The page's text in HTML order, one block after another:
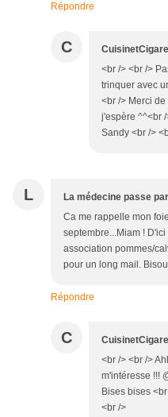
Répondre
C
<br /> <br />
trinquer avec
<br /> Merci
j'espère ^^<br
Sandy <br />
L La médecine passe
Ca me rappelle mon
septembre...Miam !
association pommes/
pour un long mail.
Répondre
C
<br /> <br />
m'intéresse !!!
Bises bises
<br />